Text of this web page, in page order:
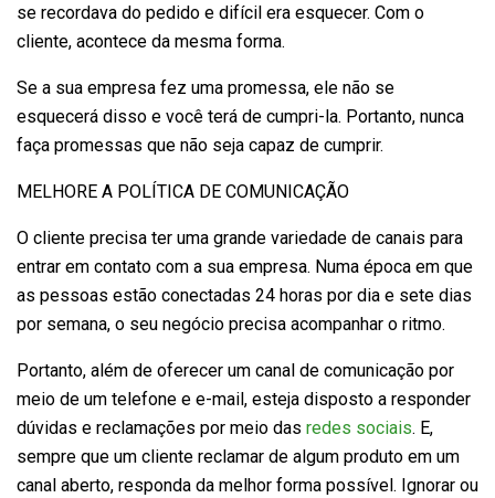
se recordava do pedido e difícil era esquecer. Com o
cliente, acontece da mesma forma.
Se a sua empresa fez uma promessa, ele não se
esquecerá disso e você terá de cumpri-la. Portanto, nunca
faça promessas que não seja capaz de cumprir.
MELHORE A POLÍTICA DE COMUNICAÇÃO
O cliente precisa ter uma grande variedade de canais para
entrar em contato com a sua empresa. Numa época em que
as pessoas estão conectadas 24 horas por dia e sete dias
por semana, o seu negócio precisa acompanhar o ritmo.
Portanto, além de oferecer um canal de comunicação por
meio de um telefone e e-mail, esteja disposto a responder
dúvidas e reclamações por meio das redes sociais. E,
sempre que um cliente reclamar de algum produto em um
canal aberto, responda da melhor forma possível. Ignorar ou